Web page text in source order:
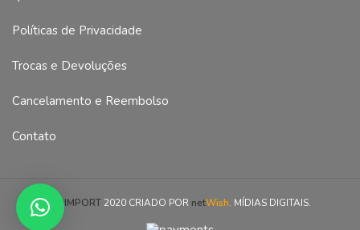
Políticas de Privacidade
Trocas e Devoluções
Cancelamento e Reembolso
Contato
MSIMPORT 2020 CRIADO POR netWish. MÍDIAS DIGITAIS.